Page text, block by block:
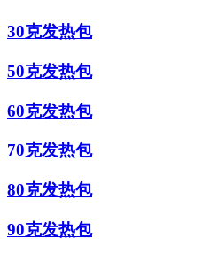
30克发热包
50克发热包
60克发热包
70克发热包
80克发热包
90克发热包